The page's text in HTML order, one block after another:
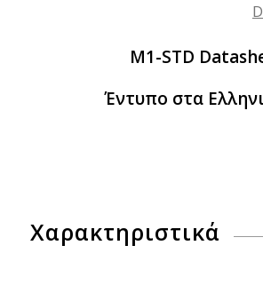
M1-STD
Έντυπο στα
Χαρακτηριστικά